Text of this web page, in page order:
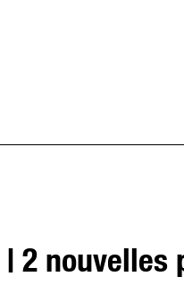
2 nouvelles